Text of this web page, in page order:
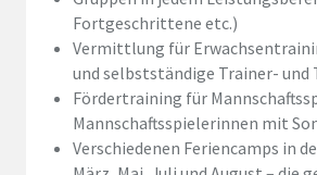
Fortgeschrittene etc.)
Vermittlung für
und selbstständige Trainer- und
Fördertraining für
Mannschaftsspielerinnen mit
Verschiedenen Feriencamps in